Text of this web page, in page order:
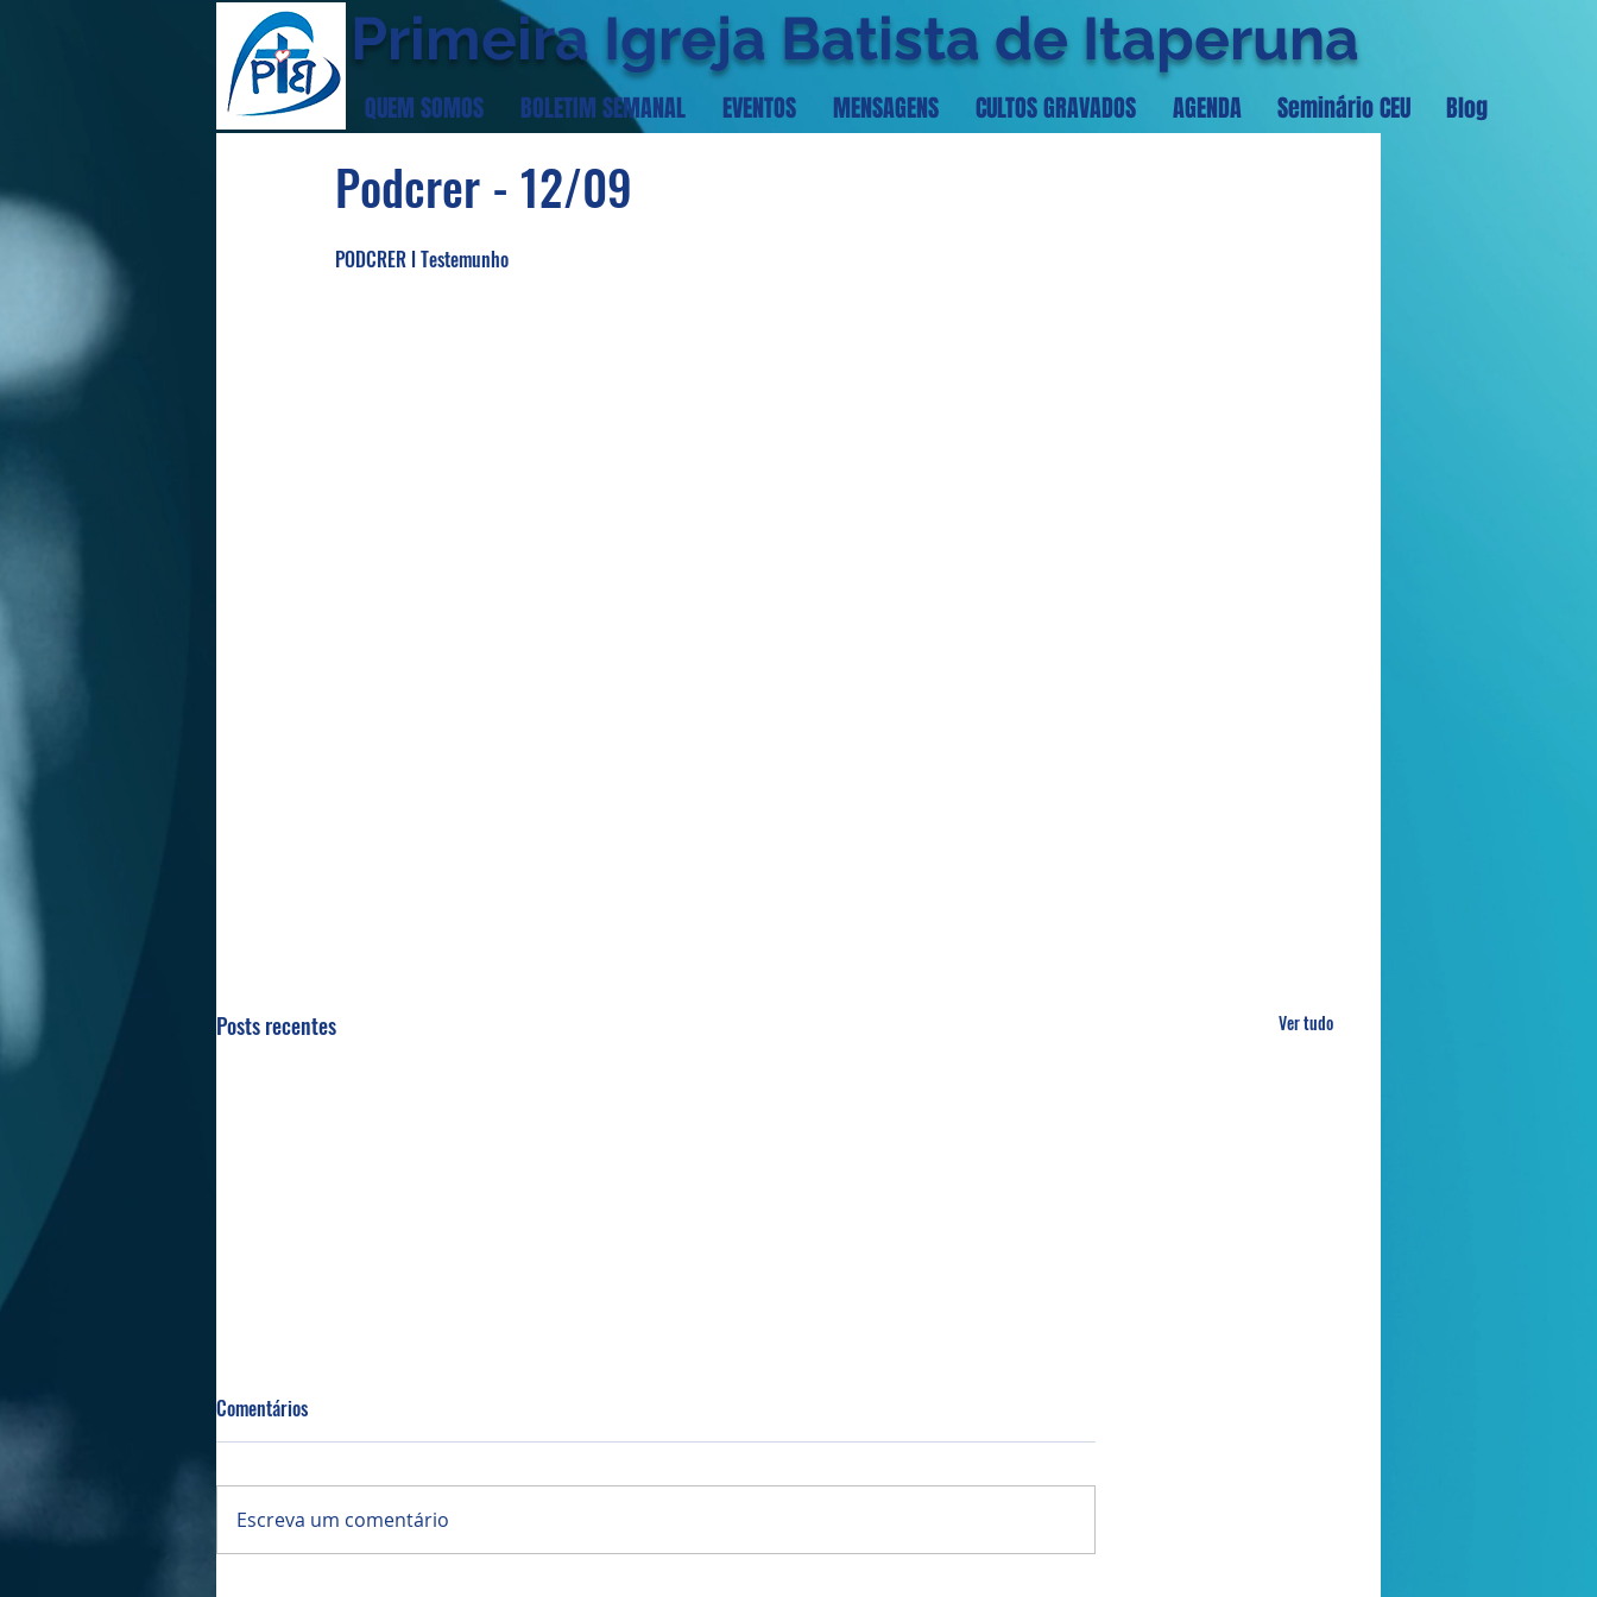
QUEM SOMOS BOLETIM SEMANAL EVENTOS MENSAGENS CULTOS GRAVADOS AGENDA Seminário CEU Blog
Primeira Igreja Batista de Itaperuna
Podcrer - 12/09
PODCRER l Testemunho
Posts recentes Ver tudo
Bazar da PIBI
Comentários
Escreva um comentário